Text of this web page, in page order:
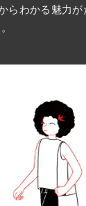
らわかる魅力